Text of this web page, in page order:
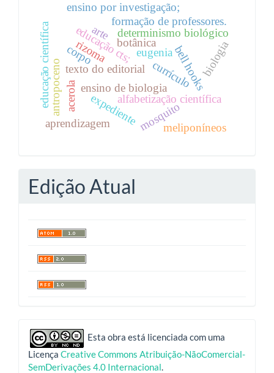
texto do editorial
eugenia
ensino de biologia
determinismo biológico
alfabetização científica
antropoceno expediente
educação cts;
formação de professores.
educação científica bell hooks
ensino por investigação;
biologia
aprendizagem mosquito
botânica
currículo
acerola
meliponíneos
rizoma
arte
corpo
Edição Atual
indexadoresEsta obra está licenciada com uma
Licença Creative Commons Atribuição-NãoComercial-
SemDerivações 4.0 Internacional